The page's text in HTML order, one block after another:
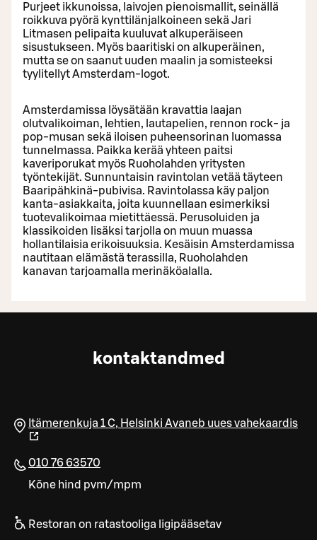
Purjeet ikkunoissa, laivojen pienoismallit, seinällä
roikkuva pyörä kynttilänjalkoineen sekä Jari
Litmasen pelipaita kuuluvat alkuperäiseen
sisustukseen. Myös baaritiski on alkuperäinen,
mutta se on saanut uuden maalin ja somisteeksi
tyylitellyt Amsterdam-logot.
Amsterdamissa löysätään kravattia laajan
olutvalikoiman, lehtien, lautapelien, rennon rock- ja
pop-musan sekä iloisen puheensorinan luomassa
tunnelmassa. Paikka kerää yhteen paitsi
kaveriporukat myös Ruoholahden yritysten
työntekijät. Sunnuntaisin ravintolan vetää täyteen
Baaripähkinä-pubivisa. Ravintolassa käy paljon
kanta-asiakkaita, joita kuunnellaan esimerkiksi
tuotevalikoimaa mietittäessä. Perusoluiden ja
klassikoiden lisäksi tarjolla on muun muassa
hollantilaisia erikoisuuksia. Kesäisin Amsterdamissa
nautitaan elämästä terassilla, Ruoholahden
kanavan tarjoamalla merinäköalalla.
kontaktandmed
Itämerenkuja 1 C, Helsinki Avaneb uues vahekaardis
010 76 63570
Kõne hind pvm/mpm
Restoran on ratastooliga ligipääsetav